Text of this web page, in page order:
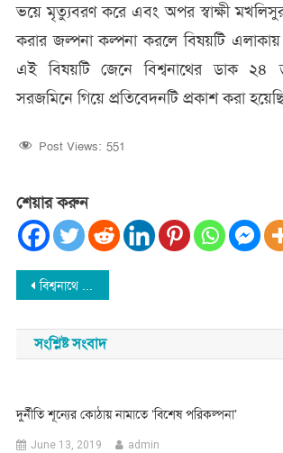
ভয়ে মৃত্যুবরণ করে এবং অপর স্বাক্ষী
করার জল্পনা কল্পনা করলে বিষয়টি
এই বিষয়টি জেনে বিশ্বনাথের ডাক
সরজমিনে গিয়ে প্রতিবেদনটি প্রকাশ করা
Post Views: 551
শেয়ার করুন
Post
navigation
বিশ্বনাথে তালামীযের পৌর আহবয়ক কমিটি গঠন
সংশ্লিষ্ট সংবাদ
দুর্নীতি শূন্যের কোঠায় নামাতে ‘বিশেষ পরিকল্পনা’
June 13, 2019 admin